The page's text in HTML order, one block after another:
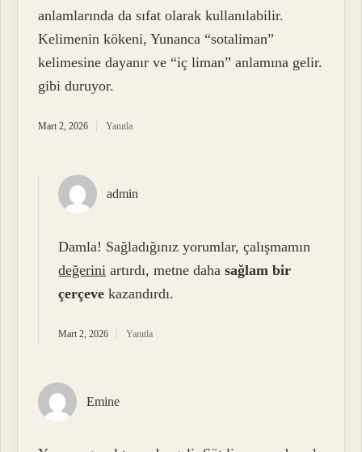
anlamlarında da sıfat olarak kullanılabilir.
Kelimenin kökeni, Yunanca “sotaliman”
kelimesine dayanır ve “iç liman” anlamına gelir.
gibi duruyor.
Mart 2, 2026 Yanıtla
admin
Damla! Sağladığınız yorumlar, çalışmamın
değerini artırdı, metne dahasağlam bir
çerçeve kazandırdı.
Mart 2, 2026 Yanıtla
Emine